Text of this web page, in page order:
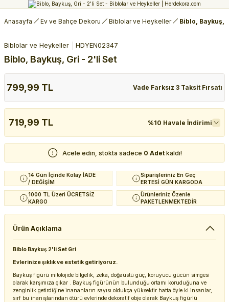
Anasayfa Ev ve Bahçe Dekoru Biblolar ve Heykeller Biblo, Baykuş,
Biblolar ve Heykeller HDYEN02347
Biblo, Baykuş, Gri - 2'li Set
799,99 TL Vade Farksız 3 Taksit Fırsatı
719,99 TL %10 Havale İndirimi
Acele edin, stokta sadece 0 Adet kaldı!
14 Gün İçinde Kolay İADE
/ DEĞİŞİM
Siparişleriniz En Geç
ERTESİ GÜN KARGODA
1000 TL Üzeri ÜCRETSİZ
KARGO
Ürünleriniz Özenle
PAKETLENMEKTEDİR
Ürün Açıklama
Biblo Baykuş 2'li Set Gri
Evlerinize şıklık ve estetik getiriyoruz.
Baykuş figürü mitolojide bilgelik, zeka, doğaüstü güç, koruyucu gücün simgesi
olarak karşımıza çıkar . Baykuş figürünün bulunduğu ortamı koruduğuna ve
zenginlik getirdiğine inananların sayısı oldukça yüksektir hatta öyle ki insanlar,
sırf bu inanışlarından ötürü evlerinde dekoratif obje olarak Baykuş figürlü